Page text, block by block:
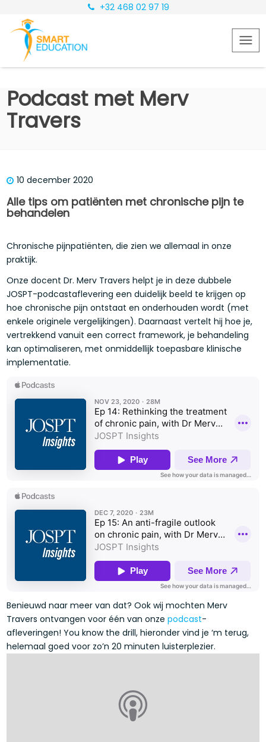
+32 468 02 97 19
Podcast met Merv
Travers
10 december 2020
Alle tips om patiënten met chronische pijn te
behandelen
Chronische pijnpatiënten, die zien we allemaal in onze
praktijk.
Onze docent Dr. Merv Travers helpt je in deze dubbele
JOSPT-podcastaflevering een duidelijk beeld te krijgen op
hoe chronische pijn ontstaat en onderhouden wordt (met
enkele originele vergelijkingen). Daarnaast vertelt hij hoe je,
vertrekkend vanuit een correct framework, je behandeling
kan optimaliseren, met onmiddellijk toepasbare klinische
implementatie.
Benieuwd naar meer van dat? Ook wij mochten Merv
Travers ontvangen voor één van onzepodcast-
afleveringen! You know the drill, hieronder vind je ‘m terug,
helemaal goed voor zo’n 20 minuten luisterplezier.